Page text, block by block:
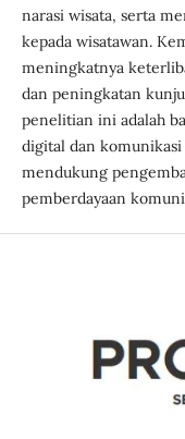
narasi wisata, serta
kepada wisatawan.
meningkatnya
dan peningkatan
penelitian ini adalah
digital dan
mendukung
pemberdayaan